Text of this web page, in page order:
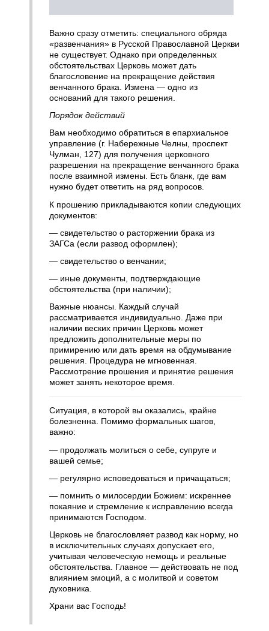
Важно сразу отметить: специального обряда
«развенчания» в Русской Православной Церкви
не существует. Однако при определенных
обстоятельствах Церковь может дать
благословение на прекращение действия
венчанного брака. Измена — одно из
оснований для такого решения.
Порядок действий
Вам необходимо обратиться в епархиальное
управление (г. Набережные Челны, проспект
Чулман, 127) для получения церковного
разрешения на прекращение венчанного брака
после взаимной измены. Есть бланк, где вам
нужно будет ответить на ряд вопросов.
К прошению прикладываются копии следующих
документов:
— свидетельство о расторжении брака из
ЗАГСа (если развод оформлен);
— свидетельство о венчании;
— иные документы, подтверждающие
обстоятельства (при наличии);
Важные нюансы. Каждый случай
рассматривается индивидуально. Даже при
наличии веских причин Церковь может
предложить дополнительные меры по
примирению или дать время на обдумывание
решения. Процедура не мгновенная.
Рассмотрение прошения и принятие решения
может занять некоторое время.
Ситуация, в которой вы оказались, крайне
болезненна. Помимо формальных шагов,
важно:
— продолжать молиться о себе, супруге и
вашей семье;
— регулярно исповедоваться и причащаться;
— помнить о милосердии Божием: искреннее
покаяние и стремление к исправлению всегда
принимаются Господом.
Церковь не благословляет развод как норму, но
в исключительных случаях допускает его,
учитывая человеческую немощь и реальные
обстоятельства. Главное — действовать не под
влиянием эмоций, а с молитвой и советом
духовника.
Храни вас Господь!